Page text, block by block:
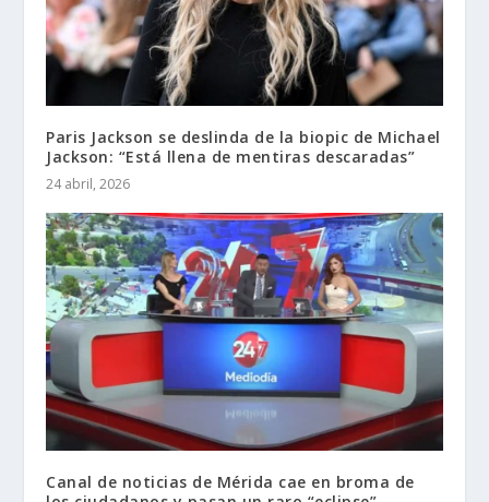
Paris Jackson se deslinda de la biopic de Michael
Jackson: “Está llena de mentiras descaradas”
24 abril, 2026
Canal de noticias de Mérida cae en broma de